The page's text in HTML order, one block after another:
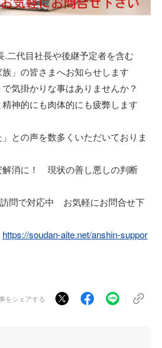
.二代目社長や後継予定者を含む
族」の皆さまへお知らせします
気掛かりな事はありませんか？
神的にも肉体的にも疲弊します
」との声を数多くいただいておりま
消に！ 現状の善し悪しの判断
問で対応中 お気軽にお問合せ下
https://soudan-aite.net/anshin-suppor
をシェアする